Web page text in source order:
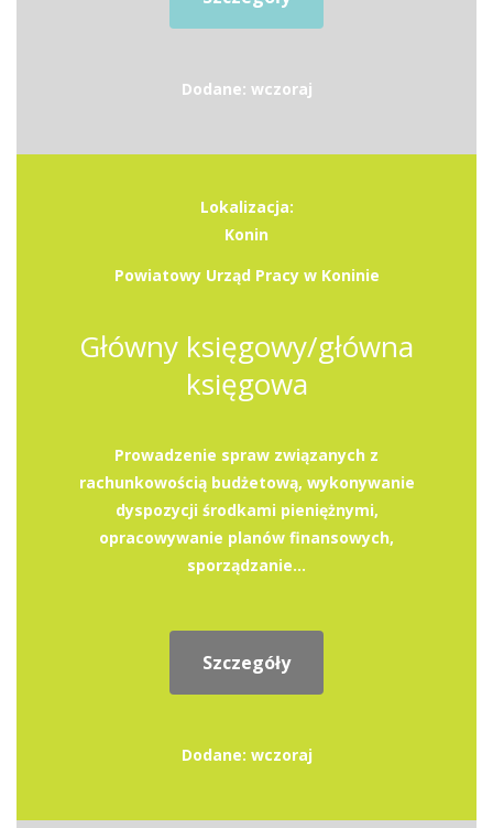
Dodane: wczoraj
Lokalizacja:
Konin
Powiatowy Urząd Pracy w Koninie
Główny księgowy/główna
księgowa
Prowadzenie spraw związanych z
rachunkowością budżetową, wykonywanie
dyspozycji środkami pieniężnymi,
opracowywanie planów finansowych,
sporządzanie...
Szczegóły
Dodane: wczoraj